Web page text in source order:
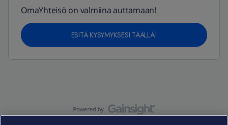
OmaYhteisö on valmiina auttamaan!
ESITÄ KYSYMYKSESI TÄÄLLÄ!